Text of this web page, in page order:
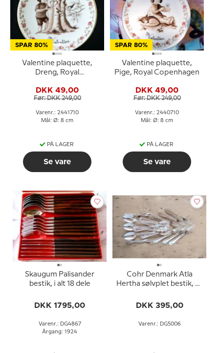
SPAR 80%
Valentine plaquette,
Dreng, Royal
DKK 49,00
Før: DKK 249,00
Varenr.: 2441710
Mål: Ø: 8 cm
PÅ LAGER
Se vare
SPAR 80%
Valentine plaquette,
Pige, Royal Copenhagen
DKK 49,00
Før: DKK 249,00
Varenr.: 2440710
Mål: Ø: 8 cm
PÅ LAGER
Se vare
Skaugum Palisander
bestik, i alt 18 dele
DKK 1795,00
Varenr.: DG4867
Årgang: 1924
Cohr Denmark Atla
Hertha sølvplet bestik, 14
DKK 395,00
Varenr.: DG5006